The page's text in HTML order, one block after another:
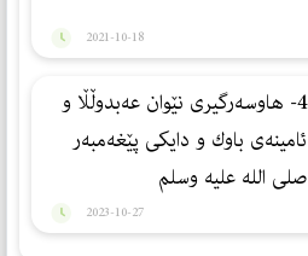
2021-10-18
4- هاوسه‌رگیری نێوان عه‌بدوڵڵا و
ئامینه‌ی باوك و دایكی پێغه‌مبه‌ر
صلی الله علیه وسلم
2023-10-27